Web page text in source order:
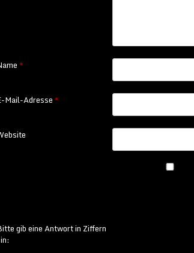
*
Mail-Adresse*
gib eine Antwort in Ziffern